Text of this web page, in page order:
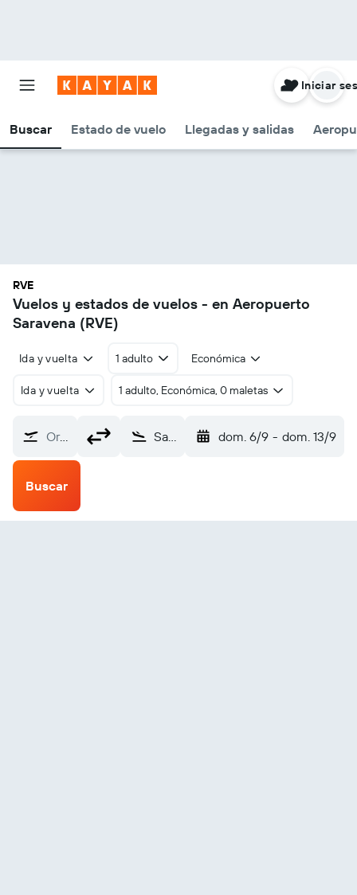
Buscar Estado de vuelo Llegadas y salidas
Iniciar
RVE
Vuelos y estados de vuelos - en Aeropuerto
Saravena (RVE)
Ida y vuelta 1 adulto Económica
Ida y vuelta 1 adulto, Económica, 0 maletas
Origen Saravena (RVE) dom. 6/9 - dom. 13/9
Buscar